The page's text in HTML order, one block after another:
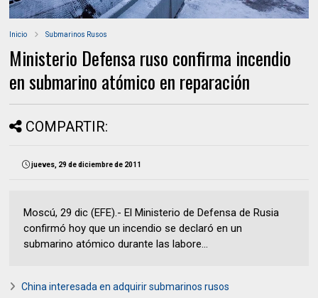
Inicio Submarinos Rusos
Ministerio Defensa ruso confirma incendio
en submarino atómico en reparación
COMPARTIR:
jueves, 29 de diciembre de 2011
Moscú, 29 dic (EFE).- El Ministerio de Defensa de Rusia
confirmó hoy que un incendio se declaró en un
submarino atómico durante las labore...
China interesada en adquirir submarinos rusos